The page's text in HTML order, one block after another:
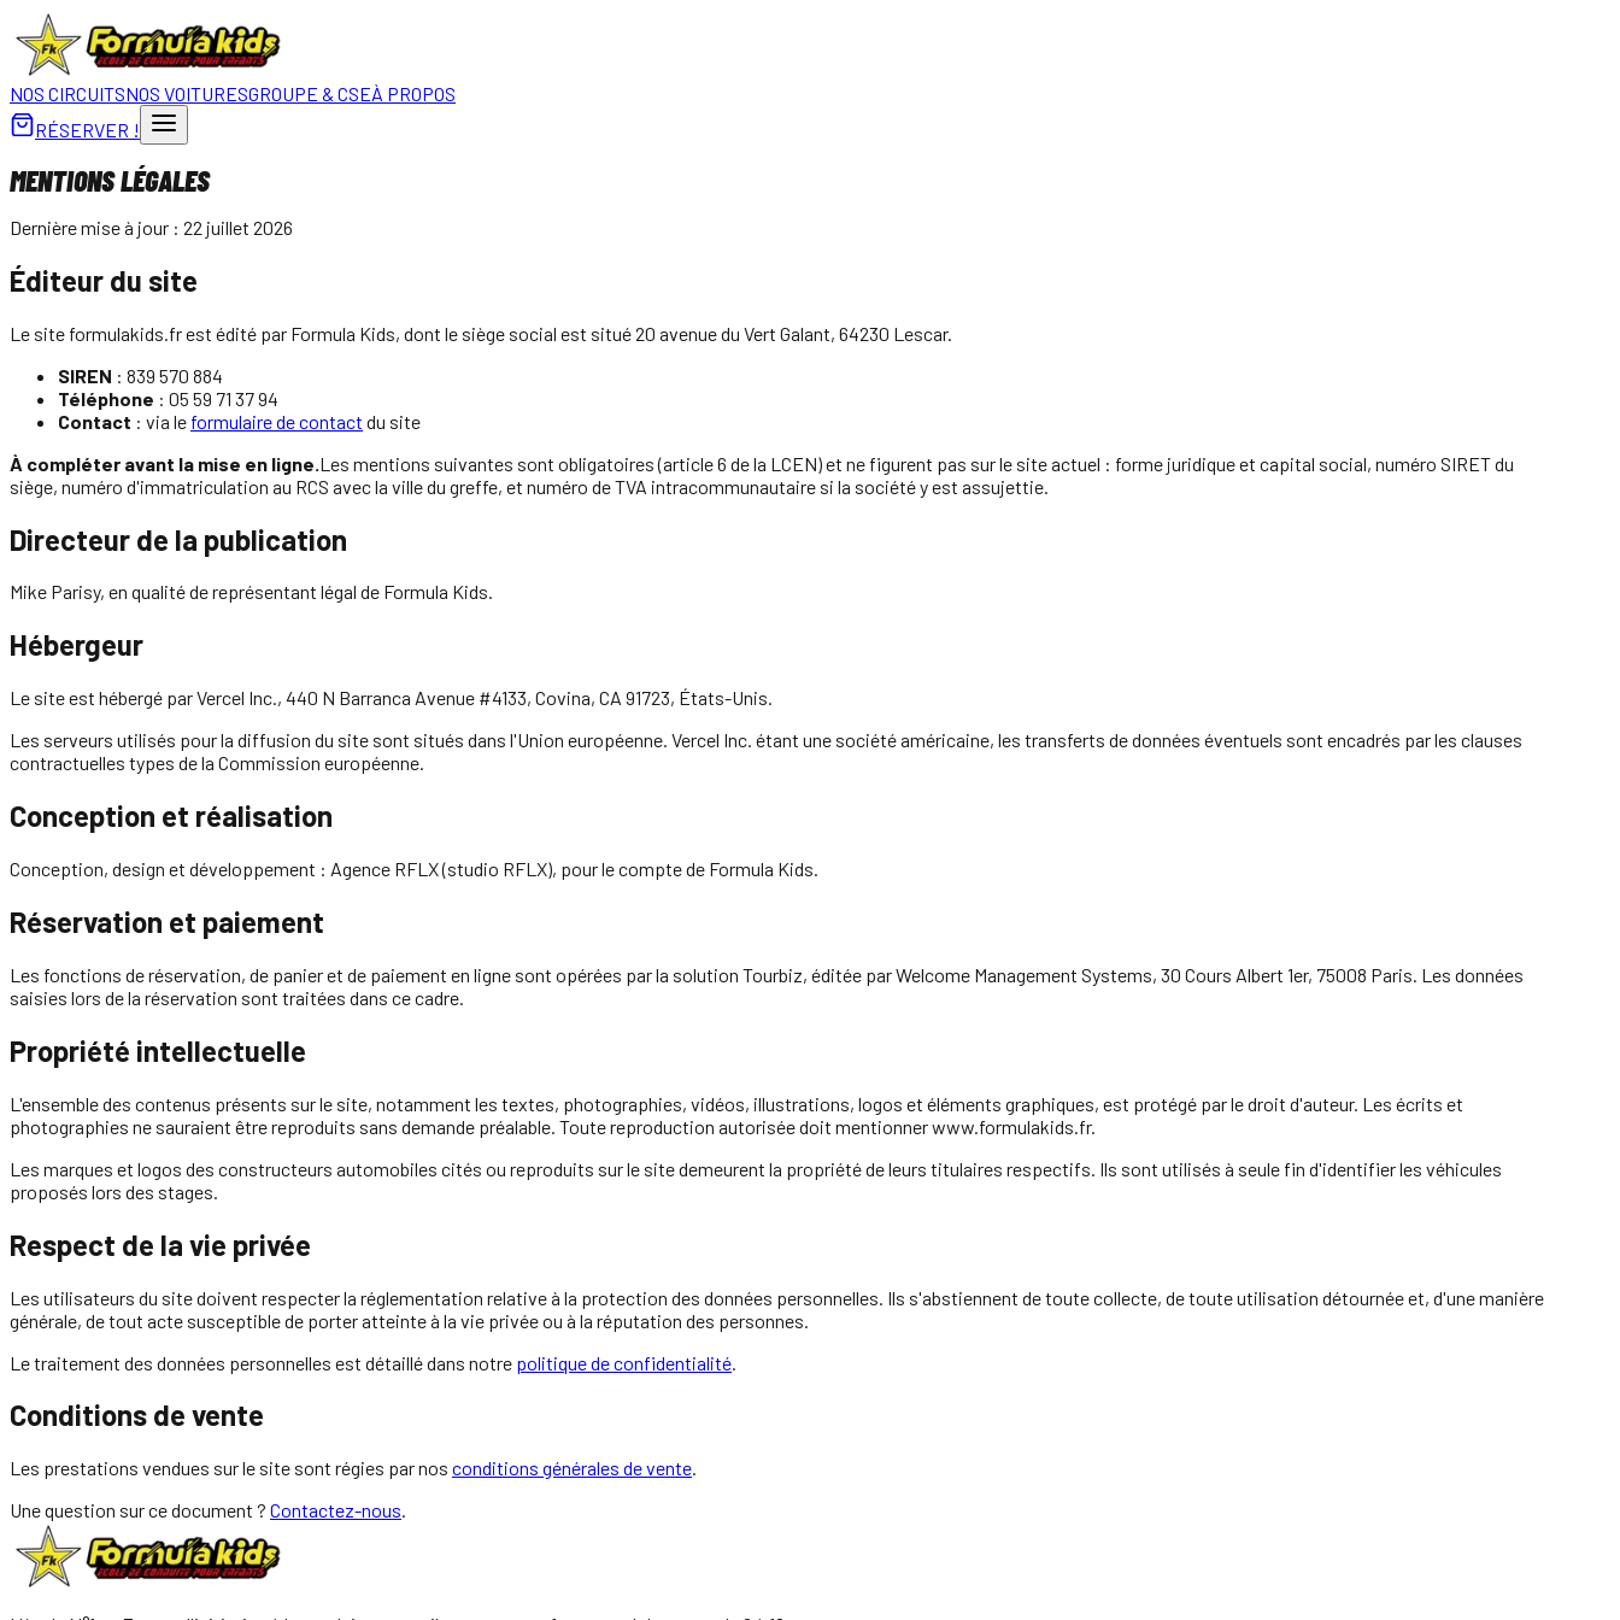
NOS CIRCUITSNOS VOITURESGROUPE & CSEÀ PROPOS
RÉSERVER !
MENTIONS LÉGALES
Dernière mise à jour : 22 juillet 2026
Éditeur du site
Le site formulakids.fr est édité par Formula Kids, dont le siège social est situé20 avenue du Vert Galant, 64230 Lescar.
SIREN : 839 570 884
Téléphone : 05 59 71 37 94
Contact : via le formulaire de contact du site
À compléter avant la mise en ligne. Les mentions suivantes sont obligatoires (article 6 de la LCEN) et ne figurent pas sur le site actuel : forme juridique et capital social, numéro SIRET du
siège, numéro d'immatriculation au RCS avec la ville du greffe, et numéro de TVA intracommunautaire si la société y est assujettie.
Directeur de la publication
Mike Parisy, en qualité de représentant légal de Formula Kids.
Hébergeur
Le site est hébergé par Vercel Inc., 440 N Barranca Avenue #4133, Covina, CA 91723, États-Unis.
Les serveurs utilisés pour la diffusion du site sont situés dans l'Union européenne. Vercel Inc. étant une société américaine, les transferts de données éventuels sont encadrés par les clauses
contractuelles types de la Commission européenne.
Conception et réalisation
Conception, design et développement : Agence RFLX (studio RFLX), pour le compte de Formula Kids.
Réservation et paiement
Les fonctions de réservation, de panier et de paiement en ligne sont opérées par la solution Tourbiz, éditée par Welcome Management Systems, 30 Cours Albert 1er, 75008 Paris. Les données
saisies lors de la réservation sont traitées dans ce cadre.
Propriété intellectuelle
L'ensemble des contenus présents sur le site, notamment les textes, photographies, vidéos, illustrations, logos et éléments graphiques, est protégé par le droit d'auteur. Les écrits et
photographies ne sauraient être reproduits sans demande préalable. Toute reproduction autorisée doit mentionner www.formulakids.fr.
Les marques et logos des constructeurs automobiles cités ou reproduits sur le site demeurent la propriété de leurs titulaires respectifs. Ils sont utilisés à seule fin d'identifier les véhicules
proposés lors des stages.
Respect de la vie privée
Les utilisateurs du site doivent respecter la réglementation relative à la protection des données personnelles. Ils s'abstiennent de toute collecte, de toute utilisation détournée et, d'une manière
générale, de tout acte susceptible de porter atteinte à la vie privée ou à la réputation des personnes.
Le traitement des données personnelles est détaillé dans notre politique de confidentialité
Conditions de vente
Les prestations vendues sur le site sont régies par nos conditions générales de vente.
Une question sur ce document ? Contactez-nous.